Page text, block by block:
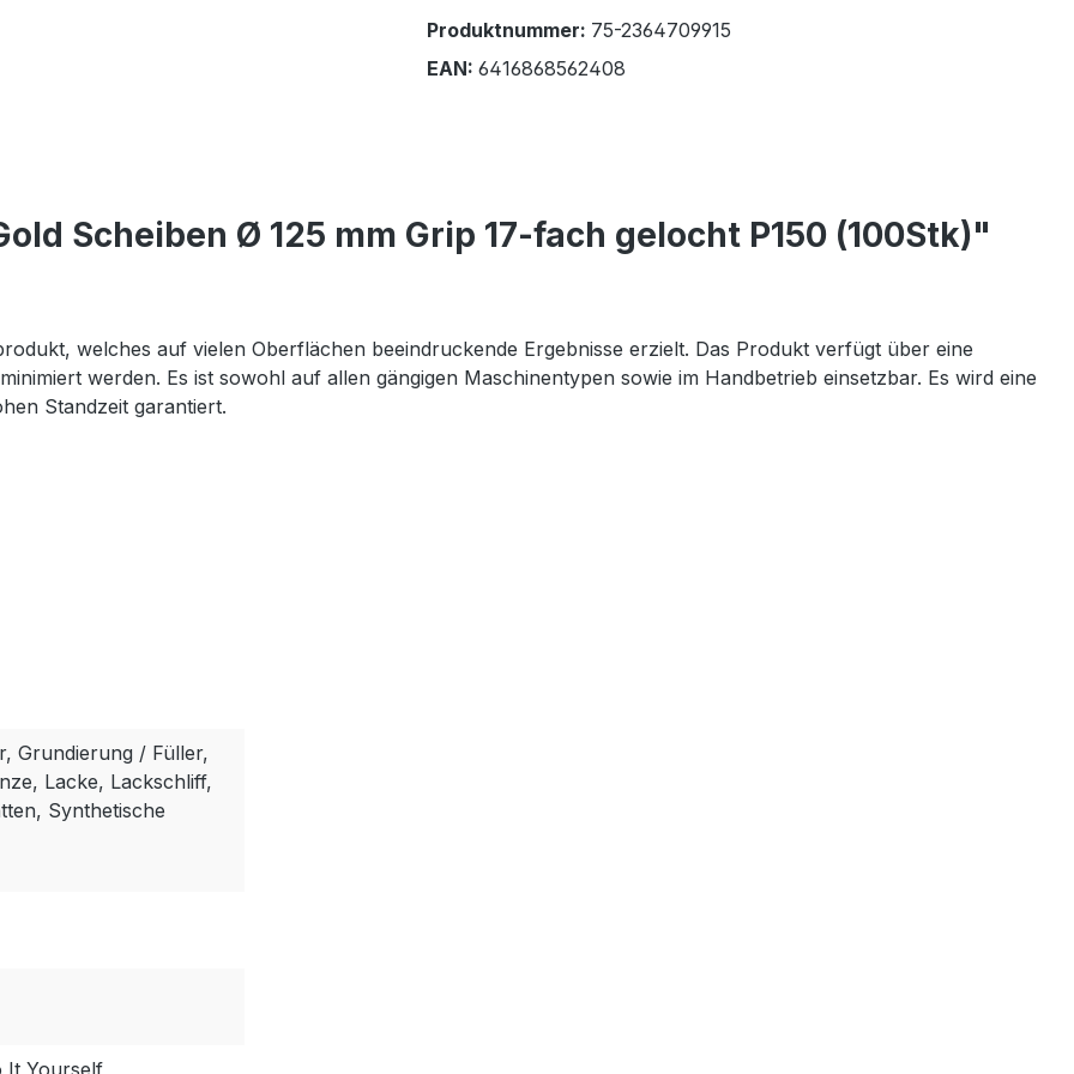
Produktnummer: 75-2364709915
EAN: 6416868562408
Scheiben Ø 125 mm Grip 17-fach gelocht P150 (100Stk)"
welches auf vielen Oberflächen beeindruckende Ergebnisse erzielt. Das Produkt verfügt über eine
werden. Es ist sowohl auf allen gängigen Maschinentypen sowie im Handbetrieb einsetzbar. Es wird eine
Standzeit garantiert.
Grundierung / Füller,
Lacke, Lackschliff,
Synthetische
Yourself,